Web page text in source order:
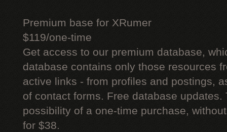
Premium base for XRumer
$119/one-time
Get access to our premium database,
database contains only those resources
active links - from profiles and postings,
of contact forms. Free database updates.
possibility of a one-time purchase,
for $38.